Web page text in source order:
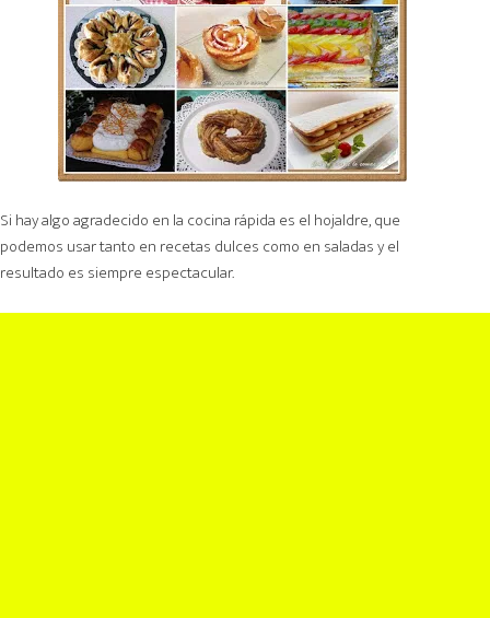
Si hay algo agradecido en la cocina rápida es el hojaldre, que
podemos usar tanto en recetas dulces como en saladas y el
resultado es siempre espectacular.